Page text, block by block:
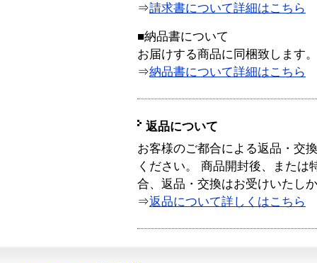
⇒請求書について詳細はこちら
■納品書について
お届けする商品に同梱致します。
⇒納品書について詳細はこちら
返品について
お客様のご都合による返品・交
ください。 商品開封後、または
合、返品・交換はお受けいたし
⇒返品について詳しくはこちら